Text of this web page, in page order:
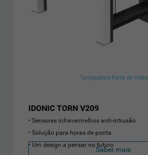
Torniquetes Porta de Vidro
IDONIC TORN V209
Sensores infravermelhos anti-intrusão
Solução para horas de ponta
Um design a pensar no futuro
Saber mais